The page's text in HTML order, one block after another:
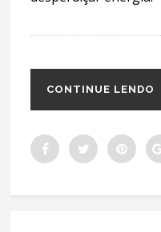
CONTINUE LENDO